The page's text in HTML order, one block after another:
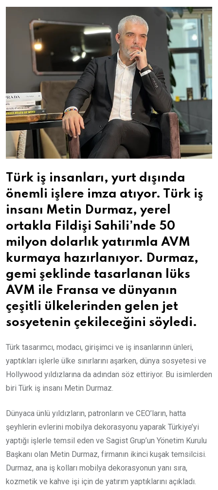
Email
Türk iş insanları, yurt dışında
önemli işlere imza atıyor. Türk iş
insanı Metin Durmaz, yerel
ortakla Fildişi Sahili’nde 50
milyon dolarlık yatırımla AVM
kurmaya hazırlanıyor. Durmaz,
gemi şeklinde tasarlanan lüks
AVM ile Fransa ve dünyanın
çeşitli ülkelerinden gelen jet
sosyetenin çekileceğini söyledi.
Türk tasarımcı, modacı, girişimci ve iş insanlarının ünleri,
yaptıkları işlerle ülke sınırlarını aşarken, dünya sosyetesi ve
Hollywood yıldızlarına da adından söz ettiriyor. Bu isimlerden
biri Türk iş insanı Metin Durmaz.
Dünyaca ünlü yıldızların, patronların ve CEO’ların, hatta
şeyhlerin evlerini mobilya dekorasyonu yaparak Türkiye’yi
yaptığı işlerle temsil eden ve Sagist Grup’un Yönetim Kurulu
Başkanı olan Metin Durmaz, firmanın ikinci kuşak temsilcisi.
Durmaz, ana iş kolları mobilya dekorasyonun yanı sıra,
kozmetik ve kahve işi için de yatırım yaptıklarını açıkladı.